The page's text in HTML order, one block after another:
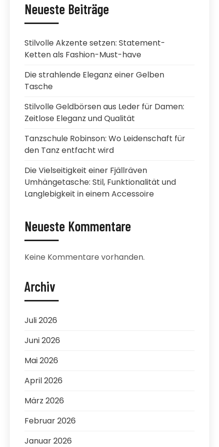
Neueste Beiträge
Stilvolle Akzente setzen: Statement-
Ketten als Fashion-Must-have
Die strahlende Eleganz einer Gelben
Tasche
Stilvolle Geldbörsen aus Leder für Damen:
Zeitlose Eleganz und Qualität
Tanzschule Robinson: Wo Leidenschaft für
den Tanz entfacht wird
Die Vielseitigkeit einer Fjällräven
Umhängetasche: Stil, Funktionalität und
Langlebigkeit in einem Accessoire
Neueste Kommentare
Keine Kommentare vorhanden.
Archiv
Juli 2026
Juni 2026
Mai 2026
April 2026
März 2026
Februar 2026
Januar 2026